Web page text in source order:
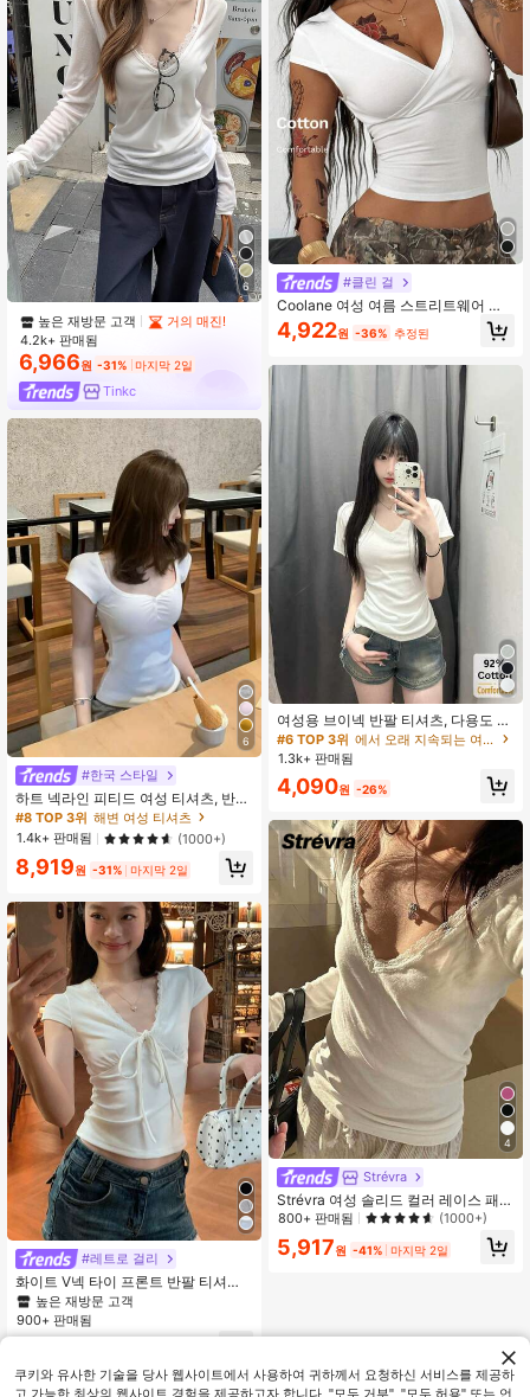
6
높은 재방문 고객
거의 매진!
4.2k+ 판매됨
6,966원 -31% 마지막 2일
Tinkc
6
#한국 스타일
하트 넥라인 피티드 여성 티셔츠, 반
팔, 봄/여름 캐주얼 화이트
#8 TOP 3위 해변 여성 티셔츠
1.4k+ 판매됨
(1000+)
8,919원 -31% 마지막 2일
#레트로 걸리
화이트 V넥 타이 프론트 반팔 티셔츠,
여성용 크롭핏 유니크 스타일리시 캐
주얼 여름 상의
높은 재방문 고객
900+ 판매됨
#클린 걸
Coolane 여성 여름 스트리트웨어 올
드 머니 미니멀리스트 캐주얼 그런지
면 스트레치 브이넥 화이트 티 플레인
4,922원 -36% 추정된
여성용 브이넥 반팔 티셔츠, 다용도 솔
리드 컬러 슬림핏 캐주얼 화이트 여름,
통기성
#6 TOP 3위
에서 오래 지속되는 여성 상의, 블라우스 & 티
1.3k+ 판매됨
4,090원 -26%
4
Strévra
Strévra 여성 솔리드 컬러 레이스 패치
워크 브이넥 캐주얼 긴팔 티셔츠
800+ 판매됨 (1000+)
5,917원 -41% 마지막 2일
쿠키와 유사한 기술을 당사 웹사이트에서 사용하여 귀하께서 요청하신 서비스를 제공하
고 가능한 최상의 웹사이트 경험을 제공하고자 합니다. "모두 거부", "모두 허용" 또는 언